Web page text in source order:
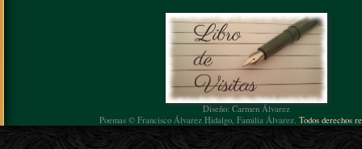
Diseño: Carmen Álvarez
Poemas © Francisco Álvarez Hidalgo, Familia Álvarez. Todos derechos